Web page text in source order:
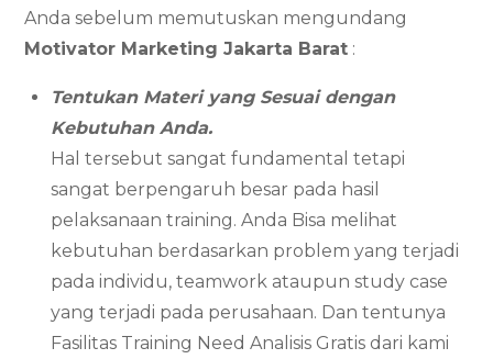
Anda sebelum memutuskan mengundang
Motivator MarketingJakarta Barat :
Tentukan Materi yang Sesuai dengan
Kebutuhan Anda.
Hal tersebut sangat fundamental tetapi
sangat berpengaruh besar pada hasil
pelaksanaan training. Anda Bisa melihat
kebutuhan berdasarkan problem yang terjadi
pada individu, teamwork ataupun study case
yang terjadi pada perusahaan. Dan tentunya
Fasilitas Training Need Analisis Gratis dari kami